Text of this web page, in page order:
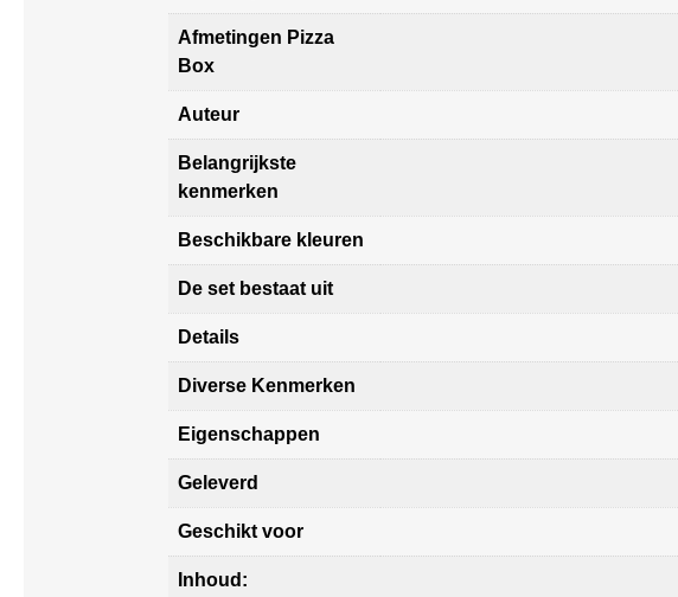
Afmetingen Pizza
Box
Auteur
Belangrijkste
kenmerken
Beschikbare kleuren
De set bestaat uit
Details
Diverse Kenmerken
Eigenschappen
Geleverd
Geschikt voor
Inhoud: